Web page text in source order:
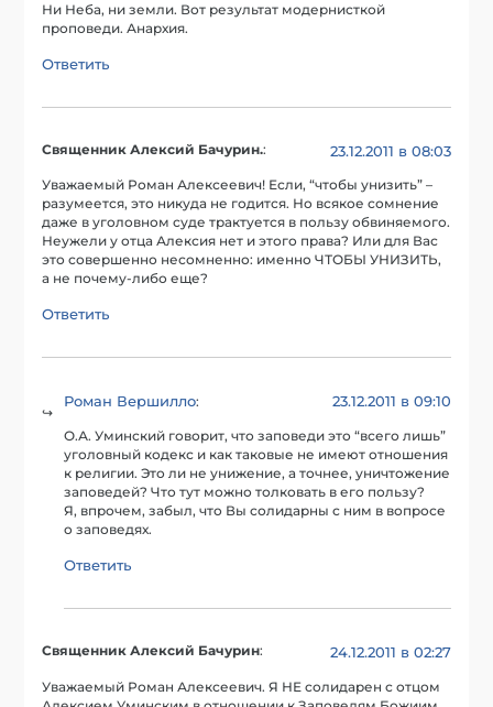
Ни Неба, ни земли. Вот результат модернисткой
проповеди. Анархия.
Ответить
Священник Алексий Бачурин.: 23.12.2011 в 08:03
Уважаемый Роман Алексеевич! Если, “чтобы унизить” –
разумеется, это никуда не годится. Но всякое сомнение
даже в уголовном суде трактуется в пользу обвиняемого.
Неужели у отца Алексия нет и этого права? Или для Вас
это совершенно несомненно: именно ЧТОБЫ УНИЗИТЬ,
а не почему-либо еще?
Ответить
Роман Вершилло: 23.12.2011 в 09:10
О.А. Уминский говорит, что заповеди это “всего лишь”
уголовный кодекс и как таковые не имеют отношения
к религии. Это ли не унижение, а точнее, уничтожение
заповедей? Что тут можно толковать в его пользу?
Я, впрочем, забыл, что Вы солидарны с ним в вопросе
о заповедях.
Ответить
Священник Алексий Бачурин: 24.12.2011 в 02:27
Уважаемый Роман Алексеевич. Я НЕ солидарен с отцом